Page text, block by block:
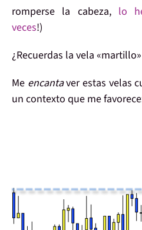
romperse la cabeza, lo
veces!)
¿Recuerdas la vela «martillo»
Me encantaver estas velas
un contexto que mefavorece